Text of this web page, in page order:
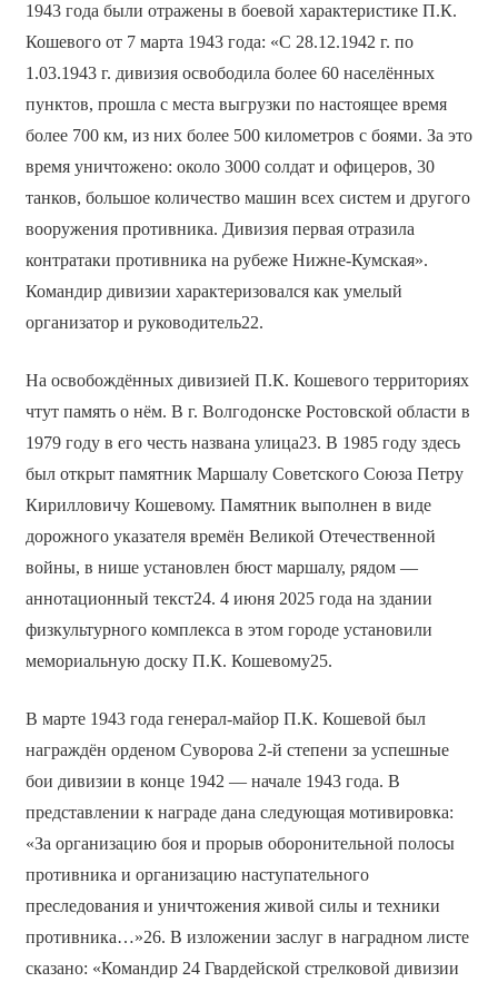
1943 года были отражены в боевой характеристике П.К.
Кошевого от 7 марта 1943 года: «С 28.12.1942 г. по
1.03.1943 г. дивизия освободила более 60 населённых
пунктов, прошла с места выгрузки по настоящее время
более 700 км, из них более 500 километров с боями. За это
время уничтожено: около 3000 солдат и офицеров, 30
танков, большое количество машин всех систем и другого
вооружения противника. Дивизия первая отразила
контратаки противника на рубеже Нижне-Кумская».
Командир дивизии характеризовался как умелый
организатор и руководитель22.
На освобождённых дивизией П.К. Кошевого территориях
чтут память о нём. В г. Волгодонске Ростовской области в
1979 году в его честь названа улица23. В 1985 году здесь
был открыт памятник Маршалу Советского Союза Петру
Кирилловичу Кошевому. Памятник выполнен в виде
дорожного указателя времён Великой Отечественной
войны, в нише установлен бюст маршалу, рядом —
аннотационный текст24. 4 июня 2025 года на здании
физкультурного комплекса в этом городе установили
мемориальную доску П.К. Кошевому25.
В марте 1943 года генерал-майор П.К. Кошевой был
награждён орденом Суворова 2-й степени за успешные
бои дивизии в конце 1942 — начале 1943 года. В
представлении к награде дана следующая мотивировка:
«За организацию боя и прорыв оборонительной полосы
противника и организацию наступательного
преследования и уничтожения живой силы и техники
противника…»26. В изложении заслуг в наградном листе
сказано: «Командир 24 Гвардейской стрелковой дивизии